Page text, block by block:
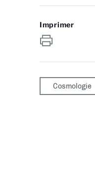
Imprimer
Cosmologie